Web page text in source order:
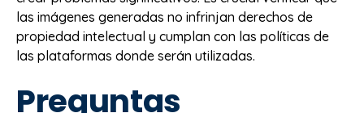
las imágenes generadas no infrinjan derechos de
propiedad intelectual y cumplan con las políticas de
las plataformas donde serán utilizadas.
Preguntas